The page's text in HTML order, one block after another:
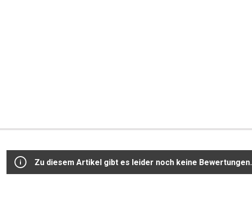
Zu diesem Artikel gibt es leider noch keine Bewertungen.